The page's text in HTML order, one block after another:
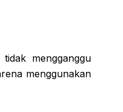
mengganggu
menggunakan